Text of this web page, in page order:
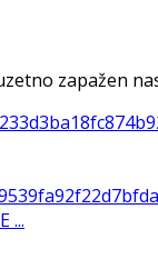
zapažen
...